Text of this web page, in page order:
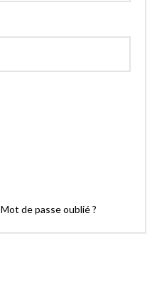
Mot de passe oublié ?